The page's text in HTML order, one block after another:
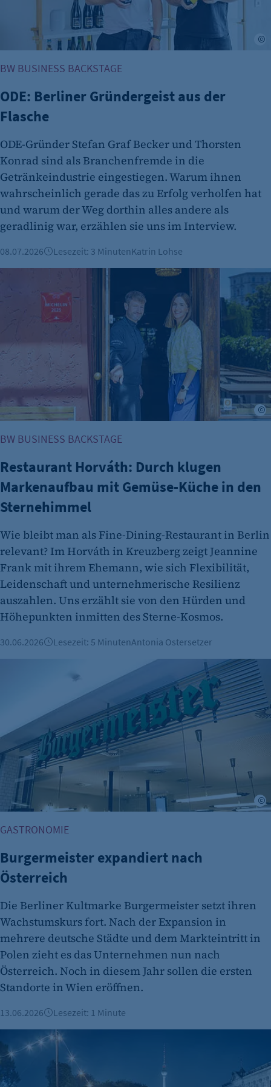
Session-Cookie für die Verwaltung von
Benutzer-Sessions (z. B. bei Login, Umfrage
oder Formularen). Wird auch bei Caching zur
Identifizierung verwendet.
Cookie Laufzeit:
cookie_consent
Dieser Cookie speichert die ausgewählten
Einverständnis-Optionen des Benutzers
Cookie Laufzeit:
1 Jahr
etracker Analytics
Name:
et_oi_v2
Anbieter:
etracker GmbH
Cookie Erkennung
Cookie Laufzeit:
2 Jahre
etracker Analytics
Name:
et_allow_cookies
Anbieter:
etracker GmbH
Es erlaubt eTracker Cookies zu setzen.
480 Tage
etracker Analytics
Name:
isSdEnabled
Anbieter:
etracker GmbH
Zweck:
Scrolltiefe gemessen wird.
Cookie Laufzeit:
24 Std.
BW BUSINESS BACKSTAGE
ODE: Berliner Gründergeist aus der
Flasche
ODE-Gründer Stefan Graf Becker und Thorsten
Konrad sind als Branchenfremde in die
Getränkeindustrie eingestiegen. Warum ihnen
wahrscheinlich gerade das zu Erfolg verholfen hat
und warum der Weg dorthin alles andere als
geradlinig war, erzählen sie uns im Interview.
08.07.2026 Lesezeit: 3 MinutenKatrin Lohse
Restaurant Horváth: Durch klugen Markenaufbau mit
BW BUSINESS BACKSTAGE
Restaurant Horváth: Durch klugen
Markenaufbau mit Gemüse-Küche in den
Sternehimmel
Wie bleibt man als Fine-Dining-Restaurant in Berlin
relevant? Im Horváth in Kreuzberg zeigt Jeannine
Frank mit ihrem Ehemann, wie sich Flexibilität,
Leidenschaft und unternehmerische Resilienz
auszahlen. Uns erzählt sie von den Hürden und
Höhepunkten inmitten des Sterne-Kosmos.
30.06.2026 Lesezeit: 5 MinutenAntonia Ostersetzer
Burgermeister expandiert nach Österreich
GASTRONOMIE
Burgermeister expandiert nach
Österreich
Die Berliner Kultmarke Burgermeister setzt ihren
Wachstumskurs fort. Nach der Expansion in
mehrere deutsche Städte und dem Markteintritt in
Polen zieht es das Unternehmen nun nach
Österreich. Noch in diesem Jahr sollen die ersten
Standorte in Wien eröffnen.
13.06.2026 Lesezeit: 1 Minute
Fußball-WM: Sonderregelungen für Außengastronomie